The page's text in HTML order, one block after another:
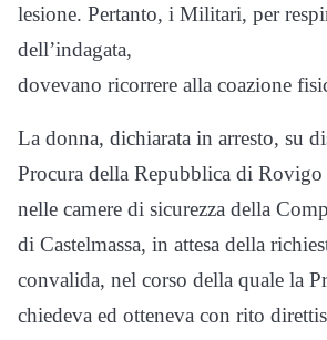
lesione. Pertanto, i Militari, per
dell’indagata,
dovevano ricorrere alla coazione
La donna, dichiarata in arresto, su
Procura della Repubblica di Rovigo
nelle camere di sicurezza della
di Castelmassa, in attesa della
convalida, nel corso della quale la
chiedeva ed otteneva con rito